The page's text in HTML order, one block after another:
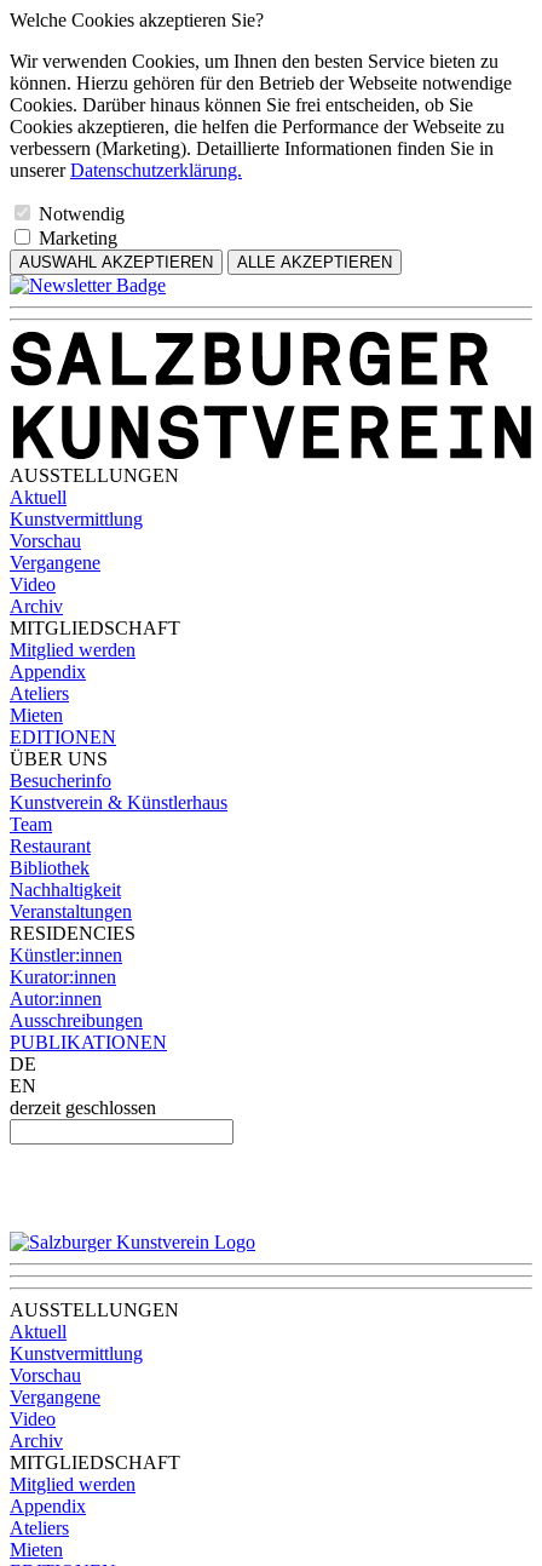
Welche Cookies akzeptieren Sie?
Wir verwenden Cookies, um Ihnen den besten Service bieten zu
können. Hierzu gehören für den Betrieb der Webseite notwendige
Cookies. Darüber hinaus können Sie frei entscheiden, ob Sie
Cookies akzeptieren, die helfen die Performance der Webseite zu
verbessern (Marketing). Detaillierte Informationen finden Sie in
unsererDatenschutzerklärung.
Notwendig
Marketing
AUSWAHL AKZEPTIEREN ALLE AKZEPTIEREN
AUSSTELLUNGEN
Aktuell
Kunstvermittlung
Vorschau
Vergangene
Video
Archiv
MITGLIEDSCHAFT
Mitglied werden
Appendix
Ateliers
Mieten
EDITIONEN
ÜBER UNS
Besucherinfo
Kunstverein & Künstlerhaus
Team
Restaurant
Bibliothek
Nachhaltigkeit
Veranstaltungen
RESIDENCIES
Künstler:innen
Kurator:innen
Autor:innen
Ausschreibungen
PUBLIKATIONEN
DE
EN
derzeit geschlossen
AUSSTELLUNGEN
Aktuell
Kunstvermittlung
Vorschau
Vergangene
Video
Archiv
MITGLIEDSCHAFT
Mitglied werden
Appendix
Ateliers
Mieten